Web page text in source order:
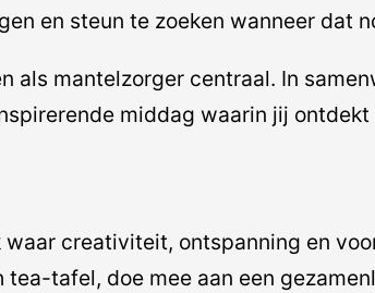
en steun te zoeken wanneer dat
mantelzorger centraal. In
middag waarin jij
creativiteit, ontspanning en
tafel, doe mee aan een